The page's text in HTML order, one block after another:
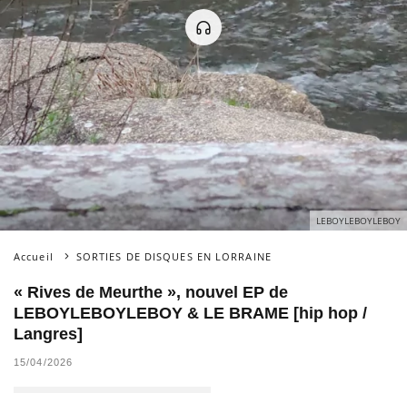
LEBOYLEBOYLEBOY
Accueil SORTIES DE DISQUES EN LORRAINE
« Rives de Meurthe », nouvel EP de
LEBOYLEBOYLEBOY & LE BRAME [hip hop /
Langres]
15/04/2026